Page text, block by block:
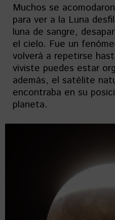
Muchos se
para ver a la Luna
luna de sangre,
el cielo. Fue un
volverá a repetirse
viviste puedes estar
además, el satélite
encontraba en su
planeta.